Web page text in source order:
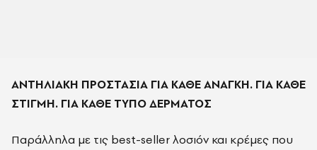
ΑΝΤΗΛΙΑΚΗ ΠΡΟΣΤΑΣΙΑ ΓΙΑ ΚΑΘΕ ΑΝΑΓΚΗ. ΓΙΑ ΚΑΘΕ
ΣΤΙΓΜΗ. ΓΙΑ ΚΑΘΕ ΤΥΠΟ ΔΕΡΜΑΤΟΣ
Παράλληλα με τις best-seller λοσιόν και κρέμες που